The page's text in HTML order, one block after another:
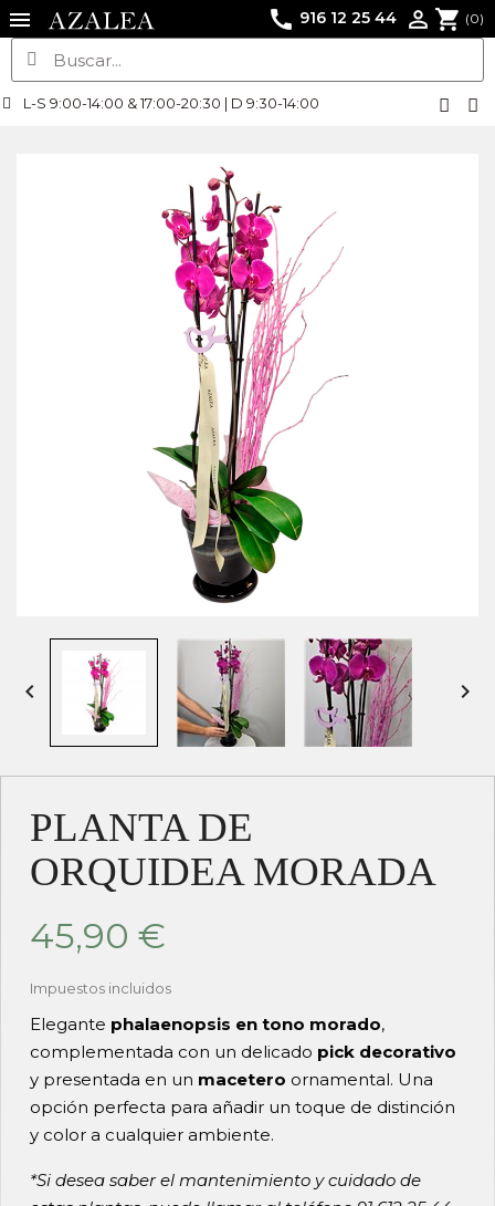
call 916 12 25 44  shopping_cart (0)
L-S 9:00-14:00 & 17:00-20:30 | D 9:30-14:00
 
PLANTA DE
ORQUIDEA MORADA
45,90 €
Impuestos incluidos
Elegante phalaenopsis en tono morado,
complementada con un delicado pick decorativo
y presentada en un macetero ornamental. Una
opción perfecta para añadir un toque de distinción
y color a cualquier ambiente.
*Si desea saber el mantenimiento y cuidado de